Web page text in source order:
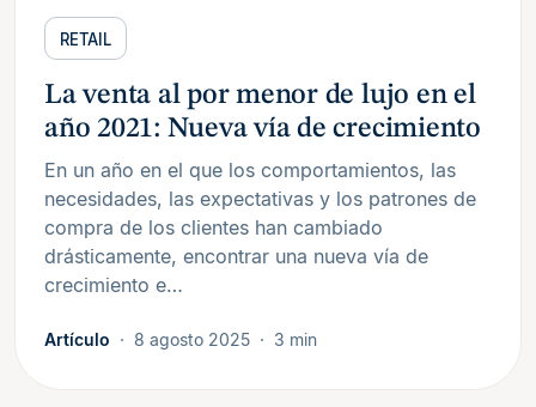
RETAIL
La venta al por menor de lujo en el
año 2021: Nueva vía de crecimiento
En un año en el que los comportamientos, las
necesidades, las expectativas y los patrones de
compra de los clientes han cambiado
drásticamente, encontrar una nueva vía de
crecimiento e…
Artículo 8 agosto 2025 3 min